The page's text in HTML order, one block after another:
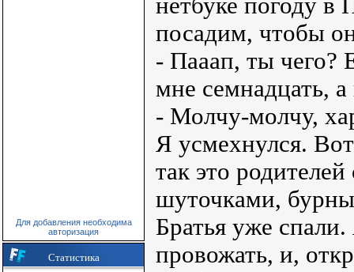
Для добавления необходима
авторизация
Статистика
нетбуке погоду в
посадим, чтобы
- Пааап, ты чего?
мне семнадцать, а
- Молчу-молчу,
Я усмехнулся.
так это
шуточками,
Братья уже
провожать, и,